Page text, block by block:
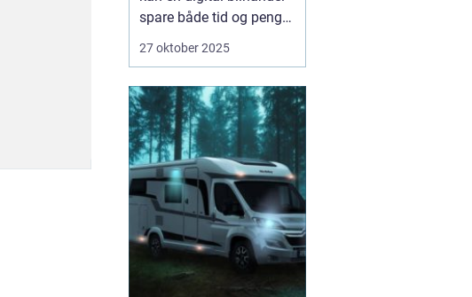
spare både tid og penge.
Mange danskere finder i
stort, priserne er
gennemsigtige, og
processen er blevet mere
sikker. Nø...
27 oktober 2025